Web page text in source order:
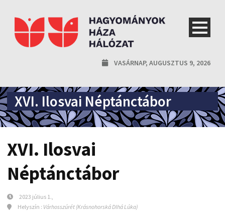
VASÁRNAP, AUGUSZTUS 9, 2026
XVI. Ilosvai Néptánctábor
XVI. Ilosvai
Néptánctábor
2023 július 1.,
Helyszín : Várhosszúrét (Krásnohorská Dlhá Lúka)